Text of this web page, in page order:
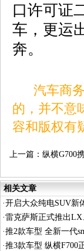
口许可证
车，更运
奔。
汽车商务
的，并不意
容和版权有
上一篇： 纵横G700
相关文章
·开启大众纯电SUV新
·雷克萨斯正式推出LX
型
·推2款车型 全新一代
·推3款车型 纵横F700